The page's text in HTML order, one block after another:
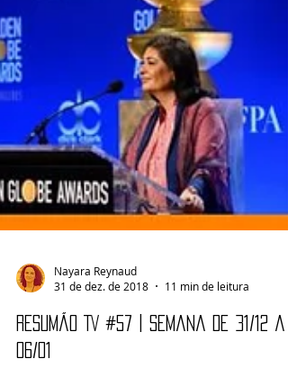
31 de dez. de 2018
11 min de leitura
Resumão TV #57 | Semana de 31/12 a